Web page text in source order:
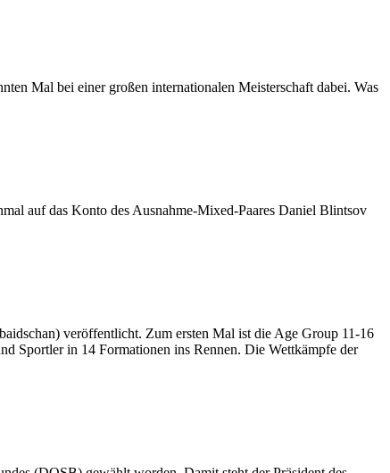
Mal bei einer großen internationalen Meisterschaft dabei. Was
auf das Konto des Ausnahme-Mixed-Paares Daniel Blintsov
veröffentlicht. Zum ersten Mal ist die Age Group 11-16
Sportler in 14 Formationen ins Rennen. Die Wettkämpfe der